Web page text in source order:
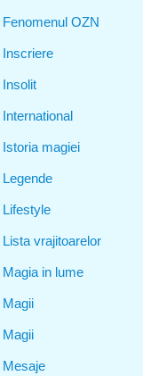
Fenomenul OZN
Inscriere
Insolit
International
Istoria magiei
Legende
Lifestyle
Lista vrajitoarelor
Magia in lume
Magii
Magii
Mesaje